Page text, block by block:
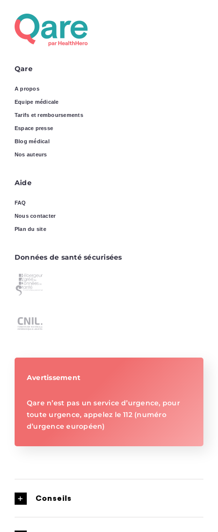
Qare
A propos
Equipe médicale
Tarifs et remboursements
Espace presse
Blog médical
Nos auteurs
Aide
FAQ
Nous contacter
Plan du site
Données de santé sécurisées
Avertissement
Qare n’est pas un service d’urgence, pour
toute urgence, appelez le 112 (numéro
d’urgence européen)
Conseils